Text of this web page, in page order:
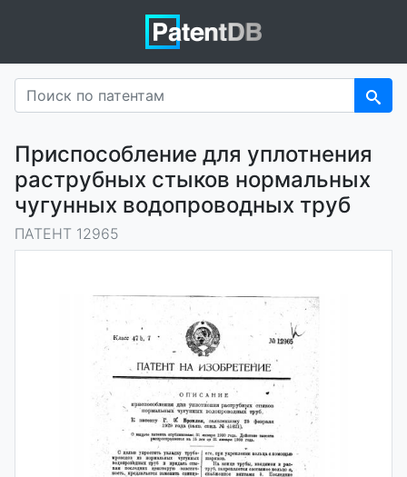
Приспособление для уплотнения
раструбных стыков нормальных
чугунных водопроводных труб
ПАТЕНТ 12965